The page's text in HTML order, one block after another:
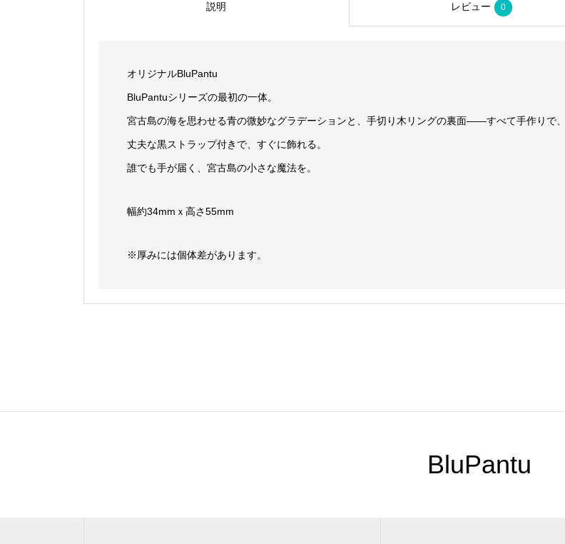
説明 レビュー 0
オリジナルBluPantu
BluPantuシリーズの最初の一体。
宮古島の海を思わせる青の微妙なグラデーションと、手切り木リングの裏面——すべて手作りで
丈夫な黒ストラップ付きで、すぐに飾れる。
誰でも手が届く、宮古島の小さな魔法を。
幅約34mmｘ高さ55mm
※厚みには個体差があります。
BluPantu